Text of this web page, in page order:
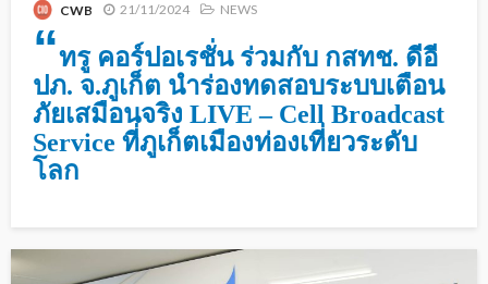
CWB 21/11/2024 NEWS
“ทรู คอร์ปอเรชั่น ร่วมกับ กสทช. ดีอี
ปภ. จ.ภูเก็ต นำร่องทดสอบระบบเตือน
ภัยเสมือนจริง LIVE – Cell Broadcast
Service ที่ภูเก็ตเมืองท่องเที่ยวระดับ
โลก